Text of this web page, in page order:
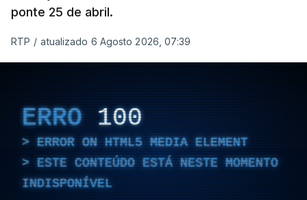
ponte 25 de abril.
RTP / atualizado 6 Agosto 2026, 07:39
ERRO 100
ERROR ON HTML5 MEDIA ELEMENT
ESTE CONTEÚDO ESTÁ NESTE MOMENTO
INDISPONÍVEL